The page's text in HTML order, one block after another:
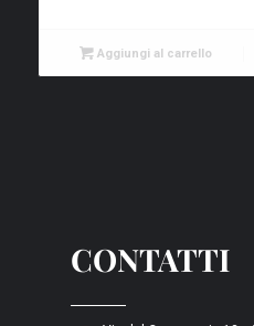
Aggiungi al carrello
CONTATTI